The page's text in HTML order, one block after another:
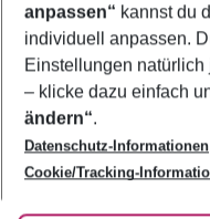
Footer
Footer navigation
Über uns
AGB
Bestpreisgarantie
Cookie-Einstellungen
Cookie-Richtlinie
Agenturbetreuung
Barrierefreies Reisen
Folge uns
anpassen“ kannst du
individuell anpassen.
Einstellungen
– klicke dazu einfach
ändern“.
Datenschutz-Informationen
Cookie/Tracking-